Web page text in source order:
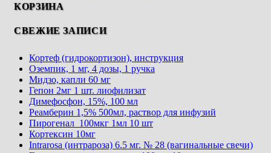
КОРЗИНА
СВЕЖИЕ ЗАПИСИ
Кортеф (гидрокортизон), инструкция
Оземпик, 1 мг, 4 дозы, 1 ручка
Мидзо, капли 60 мг
Гепон 2мг 1 шт. лиофилизат
Димефосфон, 15%, 100 мл
Реамберин 1,5% 500мл, раствор для инфузий
Пирогенал 100мкг 1мл 10 шт
Кортексин 10мг
Intrarosa (интрароза) 6.5 мг. № 28 (вагинальные свечи)